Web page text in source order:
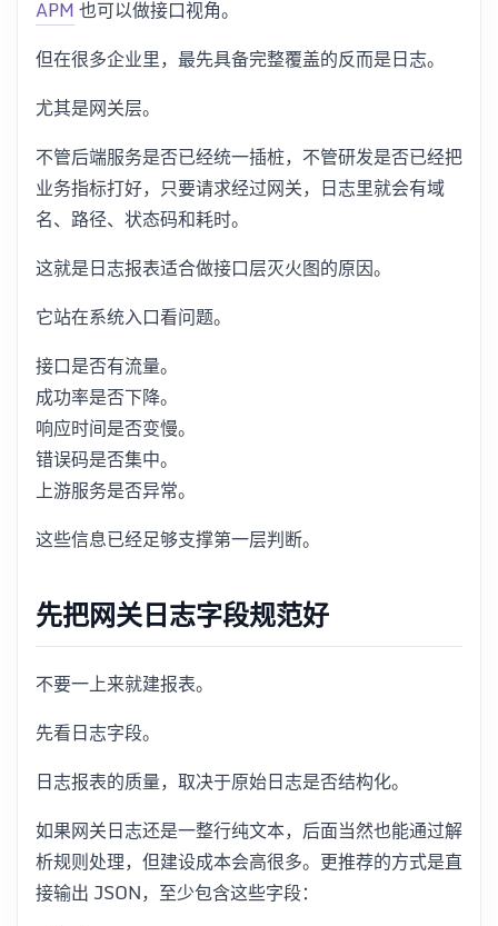
APM也可以做接口视角。
但在很多企业里，最先具备完整覆盖的反而是日志。
尤其是网关层。
不管后端服务是否已经统一插桩，不管研发是否已经把
业务指标打好，只要请求经过网关，日志里就会有域
名、路径、状态码和耗时。
这就是日志报表适合做接口层灭火图的原因。
它站在系统入口看问题。
接口是否有流量。
成功率是否下降。
响应时间是否变慢。
错误码是否集中。
上游服务是否异常。
这些信息已经足够支撑第一层判断。
先把网关日志字段规范好
不要一上来就建报表。
先看日志字段。
日志报表的质量，取决于原始日志是否结构化。
如果网关日志还是一整行纯文本，后面当然也能通过解
析规则处理，但建设成本会高很多。更推荐的方式是直
接输出 JSON，至少包含这些字段：